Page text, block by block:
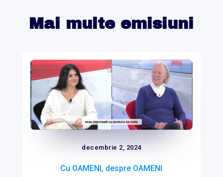
Mai multe emisiuni
decembrie 2, 2024
Cu OAMENI, despre OAMENI